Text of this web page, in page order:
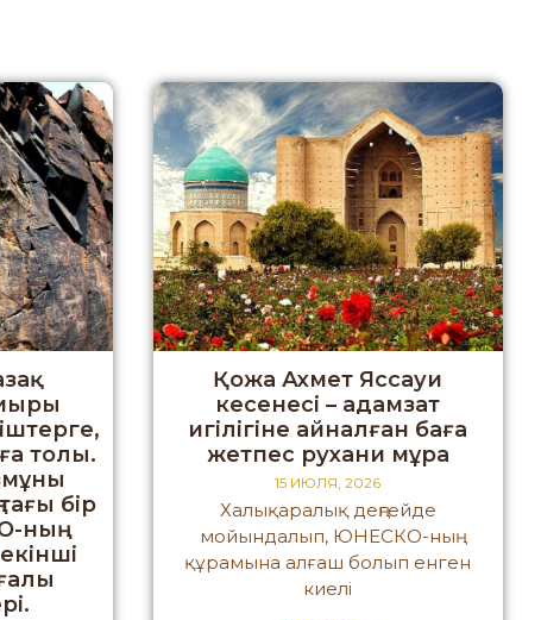
толы.
бір
ның
Қожа Ахмет Яссауи
кесенесі – адамзат
игілігіне айналған баға
жетпес рухани мұра
15 ИЮЛЯ, 2026
Халықаралық деңгейде
мойындалып, ЮНЕСКО-ның
құрамына алғаш болып енген
киелі